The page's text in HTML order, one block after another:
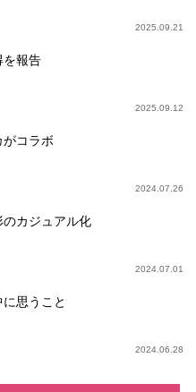
2025.09.21
を報告
2025.09.12
がコラボ
2024.07.26
カジュアル化
2024.07.01
思うこと
2024.06.28